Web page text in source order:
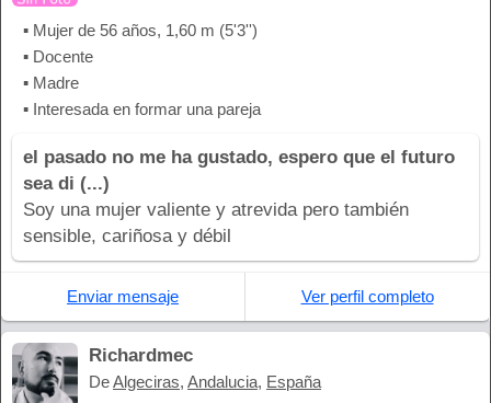
▪ Mujer de 56 años, 1,60 m (5'3'')
▪ Docente
▪ Madre
▪ Interesada en formar una pareja
el pasado no me ha gustado, espero que el futuro
sea di (...)
Soy una mujer valiente y atrevida pero también
sensible, cariñosa y débil
Enviar mensaje Ver perfil completo
Richardmec
DeAlgeciras, Andalucia, España